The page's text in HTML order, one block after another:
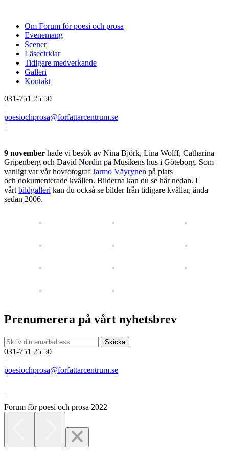
Om Forum för poesi och prosa
Evenemang
Scener
Läsecirklar
Tidigare medverkande
Galleri
Kontakt
031-751 25 50
|
poesiochprosa@forfattarcentrum.se
|
9 november hade vi besök av Nina Björk, Lina Wolff, Catharina
Gripenberg och David Nordin på Musikens hus i Göteborg. Som
vanligt var vår hovfotografJarmo Väyrynen på plats
och dokumenterade kvällen. Bilderna kan du se här nedan. I
vårt bildgalleri kan du också se bilder från tidigare kvällar, ända
sedan 2006.
Prenumerera på vårt nyhetsbrev
031-751 25 50
|
poesiochprosa@forfattarcentrum.se
|
|
Forum för poesi och prosa 2022